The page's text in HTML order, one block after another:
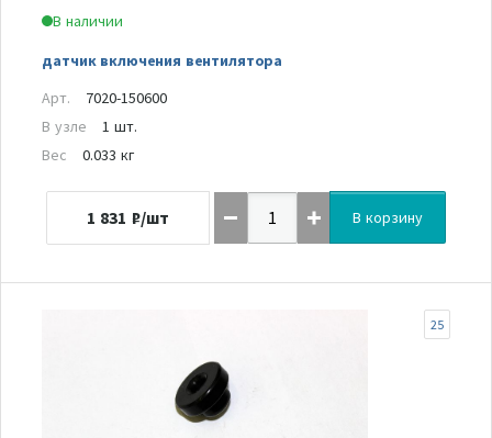
В наличии
датчик включения вентилятора
Арт.
7020-150600
В узле
1 шт.
Вес
0.033 кг
1 831 ₽/шт В корзину
25